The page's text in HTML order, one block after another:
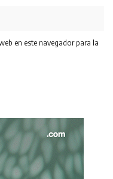
en este navegador para la